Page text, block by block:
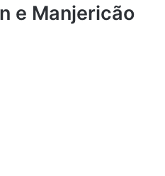
e Manjericão